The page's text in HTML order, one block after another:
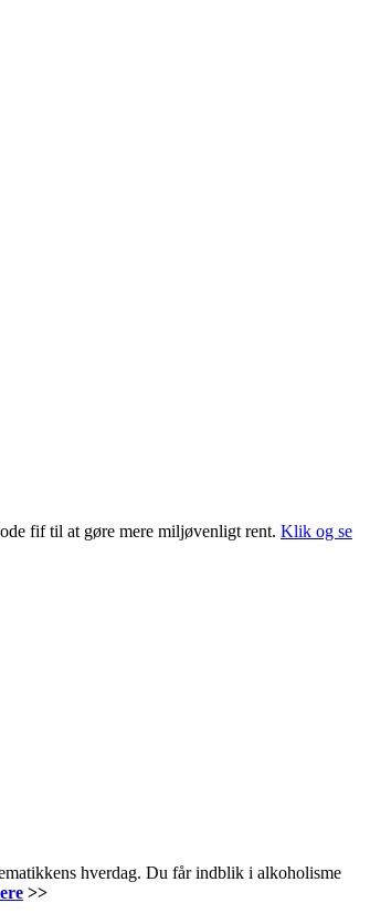
fif til at gøre mere miljøvenligt rent. Klik og se
hverdag. Du får indblik i alkoholisme
>>